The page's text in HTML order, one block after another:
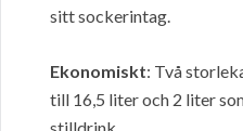
sitt sockerintag.
Ekonomiskt: Två
till 16,5 liter och 2 liter